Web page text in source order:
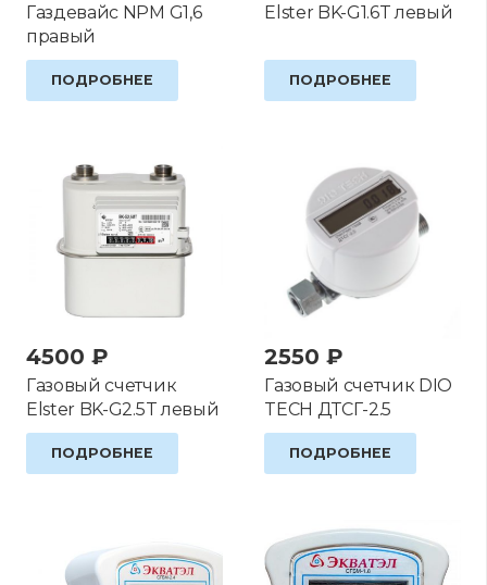
Газдевайс NPM G1,6
правый
ПОДРОБНЕЕ
Elster BK-G1.6T левый
ПОДРОБНЕЕ
4500 ₽
Газовый счетчик
Elster BK-G2.5T левый
ПОДРОБНЕЕ
2550₽
Газовый счетчик DIO
TECH ДТСГ-2.5
ПОДРОБНЕЕ